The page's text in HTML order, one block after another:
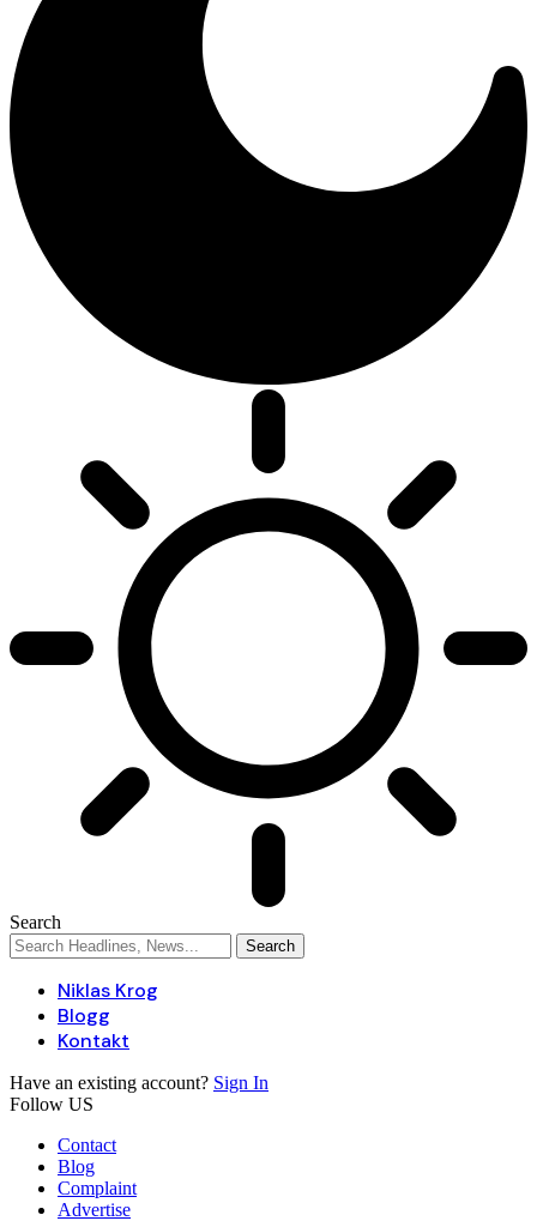
Search
Niklas Krog
Blogg
Kontakt
Have an existing account? Sign In
Follow US
Contact
Blog
Complaint
Advertise